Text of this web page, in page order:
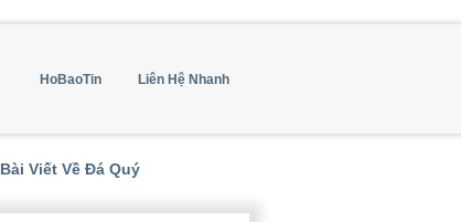
HoBaoTin Liên Hệ Nhanh
Bài Viết Về Đá Quý